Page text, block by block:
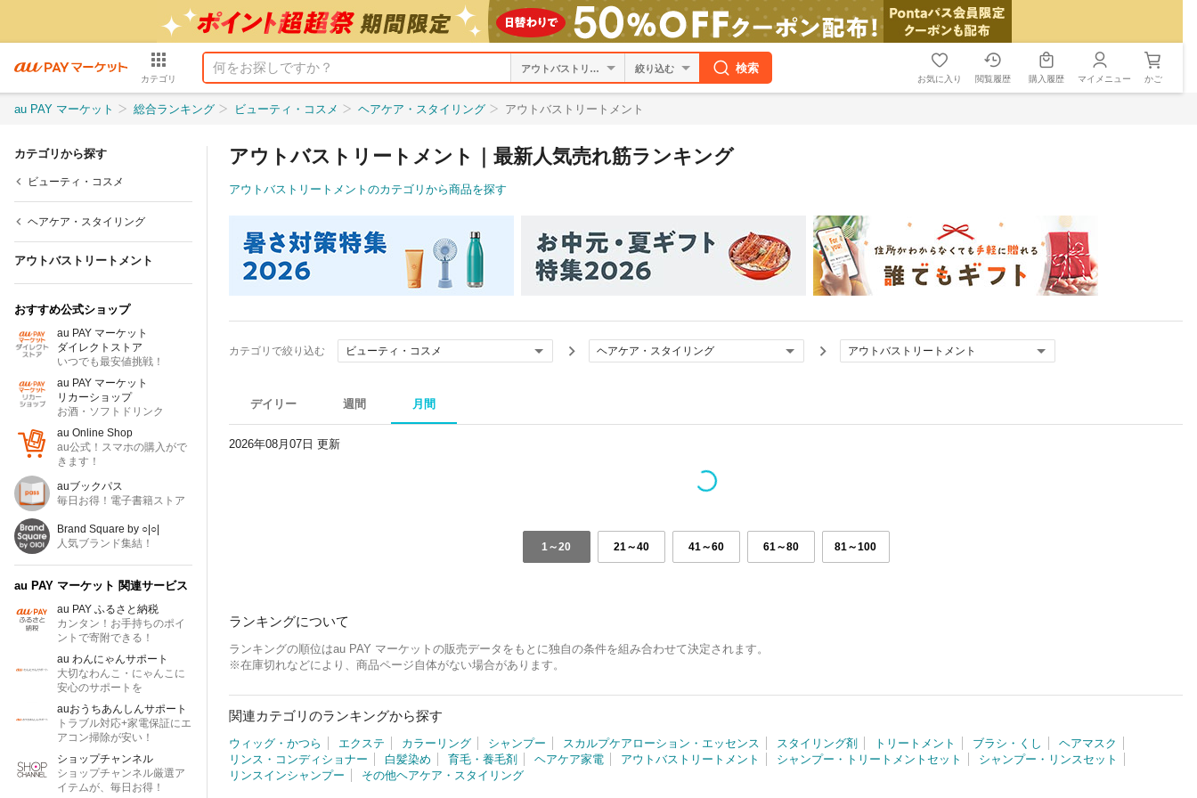
カテゴリ
絞り込む 検索
お気に入り 閲覧履歴 購入履歴 マイメニュー かご
au PAY マーケット 総合ランキング ビューティ・コスメ ヘアケア・スタイリング アウトバストリートメント
カテゴリから探す
ビューティ・コスメ
ヘアケア・スタイリング
アウトバストリートメント
おすすめ公式ショップ
au PAY マーケット
ダイレクトストア
いつでも最安値挑戦！
au PAY マーケット
リカーショップ
お酒・ソフトドリンク
au Online Shop
au公式！スマホの購入がで
きます！
auブックパス
毎日お得！電子書籍ストア
Brand Square by ○|○|
人気ブランド集結！
au PAY マーケット 関連サービス
au PAY ふるさと納税
カンタン！お手持ちのポイ
ントで寄附できる！
au わんにゃんサポート
大切なわんこ・にゃんこに
安心のサポートを
auおうちあんしんサポート
トラブル対応+家電保証にエ
アコン掃除が安い！
ショップチャンネル
ショップチャンネル厳選ア
イテムが、毎日お得！
アウトバストリートメント｜最新人気売れ筋ランキング
アウトバストリートメントのカテゴリから商品を探す
カテゴリで絞り込む ビューティ・コスメ ヘアケア・スタイリング アウトバストリートメント
デイリー 週間 月間
2026年08月07日 更新
1～20 21～40 41～60 61～80 81～100
ランキングについて
ランキングの順位はau PAY マーケットの販売データをもとに独自の条件を組み合わせて決定されます。
※在庫切れなどにより、商品ページ自体がない場合があります。
関連カテゴリのランキングから探す
ウィッグ・かつら エクステ カラーリング シャンプー スカルプケアローション・エッセンス スタイリング剤 トリートメント ブラシ・くし
ヘアマスク
リンス・コンディショナー
白髪染め 育毛・養毛剤 ヘアケア家電 アウトバストリートメント シャンプー・トリートメントセット
シャンプー・リンスセット
リンスインシャンプー
その他ヘアケア・スタイリング